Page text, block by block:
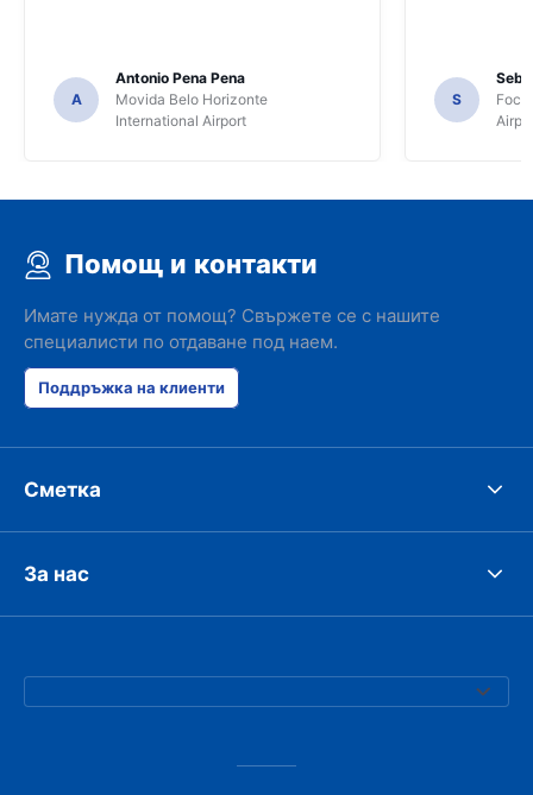
A
Antonio Pena Pena
Movida Belo Horizonte
International Airport
S
Foco
Помощ и контакти
Имате нужда от помощ? Свържете се с нашите
специалисти по отдаване под наем.
Поддръжка на клиенти
Сметка
За нас